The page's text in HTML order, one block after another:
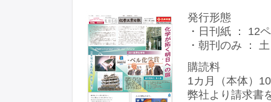
発行形態
・日刊紙 ： 12
・朝刊のみ ：
購読料
1カ月（本体）
弊社より請求書